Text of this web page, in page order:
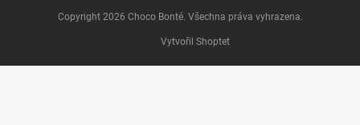
Vytvořil Shoptet
Copyright 2026 Choco Bonté. Všechna práva vyhrazena.